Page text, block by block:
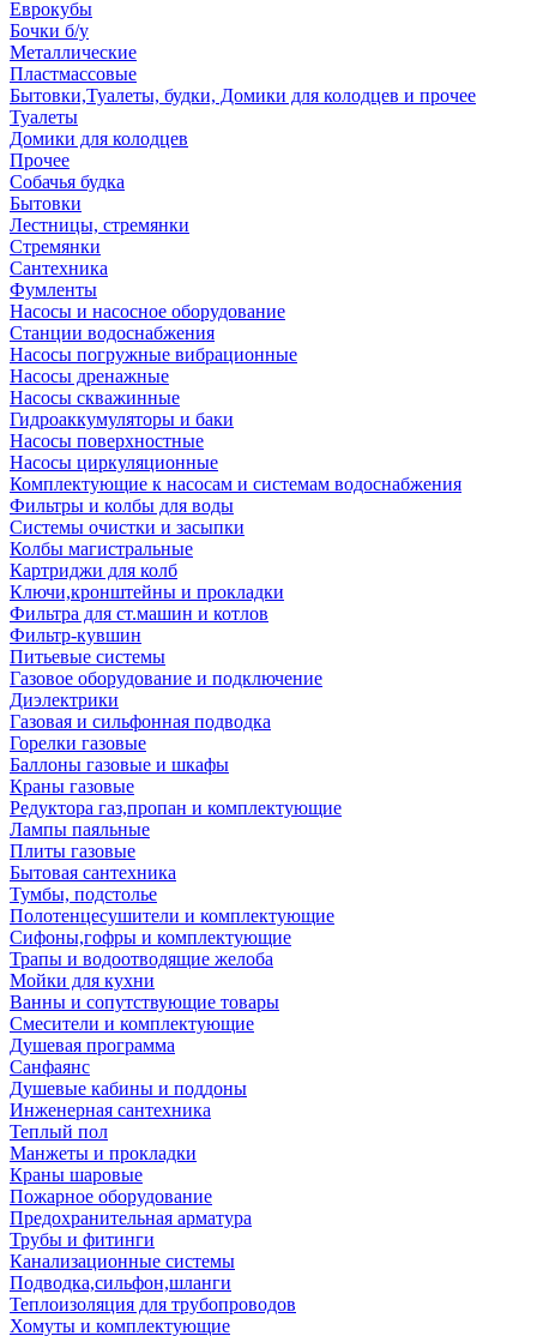
Еврокубы
Бочки б/у
Металлические
Пластмассовые
Бытовки,Туалеты, будки, Домики для колодцев и прочее
Туалеты
Домики для колодцев
Прочее
Собачья будка
Бытовки
Лестницы, стремянки
Стремянки
Сантехника
Фумленты
Насосы и насосное оборудование
Станции водоснабжения
Насосы погружные вибрационные
Насосы дренажные
Насосы скважинные
Гидроаккумуляторы и баки
Насосы поверхностные
Насосы циркуляционные
Комплектующие к насосам и системам водоснабжения
Фильтры и колбы для воды
Системы очистки и засыпки
Колбы магистральные
Картриджи для колб
Ключи,кронштейны и прокладки
Фильтра для ст.машин и котлов
Фильтр-кувшин
Питьевые системы
Газовое оборудование и подключение
Диэлектрики
Газовая и сильфонная подводка
Горелки газовые
Баллоны газовые и шкафы
Краны газовые
Редуктора газ,пропан и комплектующие
Лампы паяльные
Плиты газовые
Бытовая сантехника
Тумбы, подстолье
Полотенцесушители и комплектующие
Сифоны,гофры и комплектующие
Трапы и водоотводящие желоба
Мойки для кухни
Ванны и сопутствующие товары
Смесители и комплектующие
Душевая программа
Санфаянс
Душевые кабины и поддоны
Инженерная сантехника
Теплый пол
Манжеты и прокладки
Краны шаровые
Пожарное оборудование
Предохранительная арматура
Трубы и фитинги
Канализационные системы
Подводка,сильфон,шланги
Теплоизоляция для трубопроводов
Хомуты и комплектующие